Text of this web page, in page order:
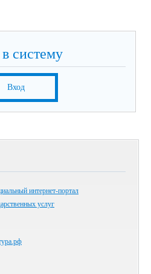
систему
Вход
интернет-портал
услуг